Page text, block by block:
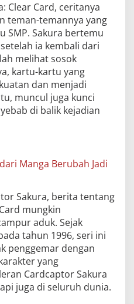
Clear Card, ceritanya
teman-temannya yang
SMP. Sakura bertemu
ia kembali dari
melihat sosok
kartu-kartu yang
dan menjadi
muncul juga kunci
di balik kejadian
Manga Berubah Jadi
Sakura, berita tentang
mungkin
aduk. Sejak
tahun 1996, seri ini
penggemar dengan
yang
Cardcaptor Sakura
juga di seluruh dunia.